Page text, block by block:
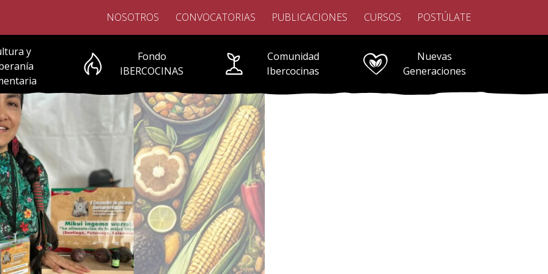
NOSOTROS CONVOCATORIAS PUBLICACIONES CURSOS POSTÚLATE
y
Fondo
IBERCOCINAS
Comunidad
Ibercocinas
Nuevas
Generaciones